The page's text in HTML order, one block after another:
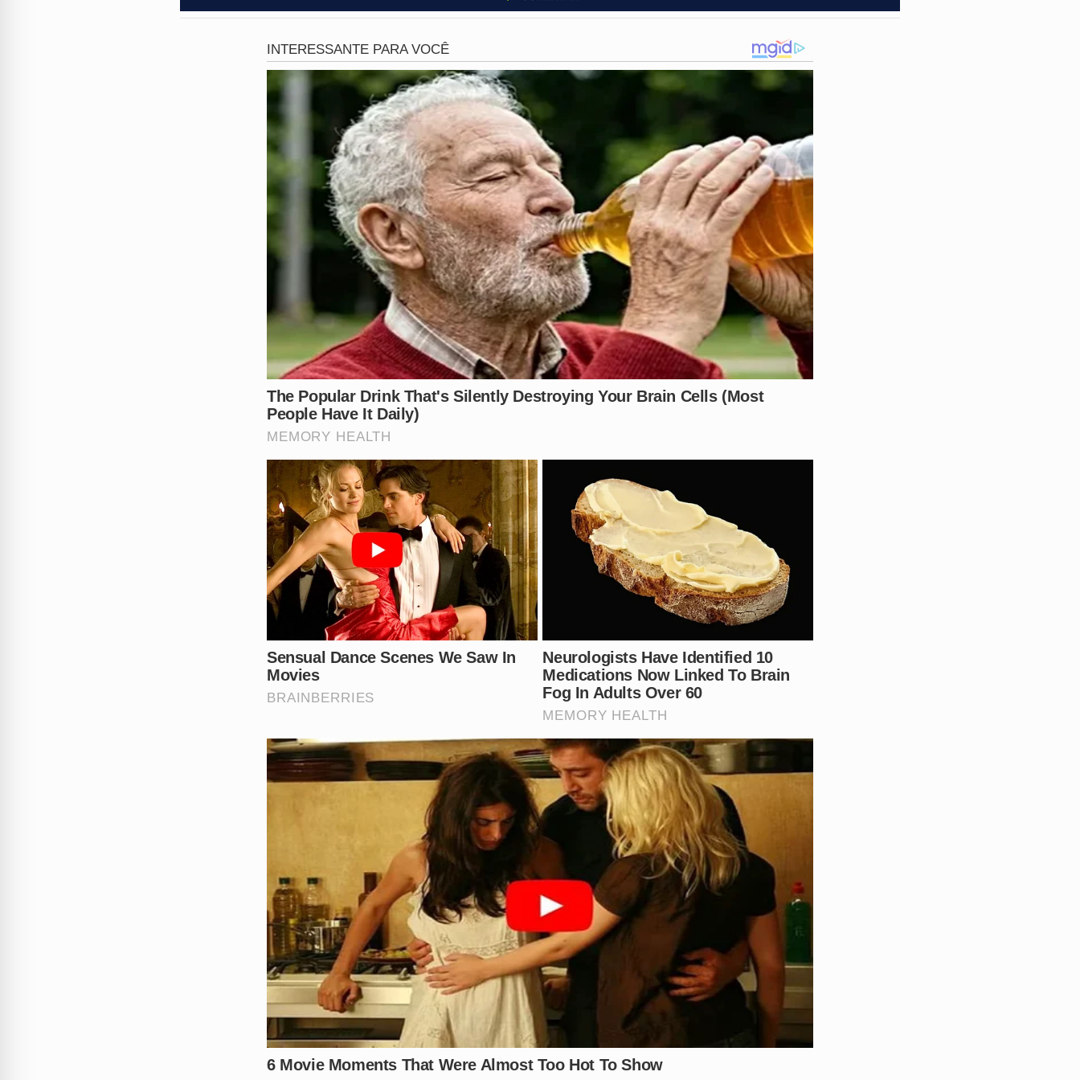
Sem paciência para o delírio do filho, a mãe buscou uma
repreendido com um utensílio doméstico gerou
e milhares de comentários de internautas
que se identificaram com a reação enérgica da mãe brasileira diante da situação.
"farmar aura" , que se popularizou recentemente entre a Geração Z e Alfa
forma fria, calculada ou heróica para ganhar a admiração alheia. No entanto, neste caso específico, a única coisa
que o rapaz conseguiu "farmar" foi um momento inesquecível de humilhação familiar e uma lição sobre os limites da
performance digital dentro doambiente doméstico.
Será que a 'aura' dele realmente aumentou depois dessa intervenção materna ou o estoque de vergonha alheia
apenas transbordou? Comente o que você achou dessa cena!
Vídeo: